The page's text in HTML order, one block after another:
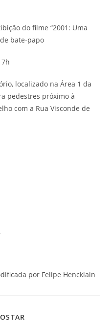
do filme “2001: Uma
bate-papo
localizado na Área 1 da
pedestres próximo à
com a Rua Visconde de
por Felipe Hencklain